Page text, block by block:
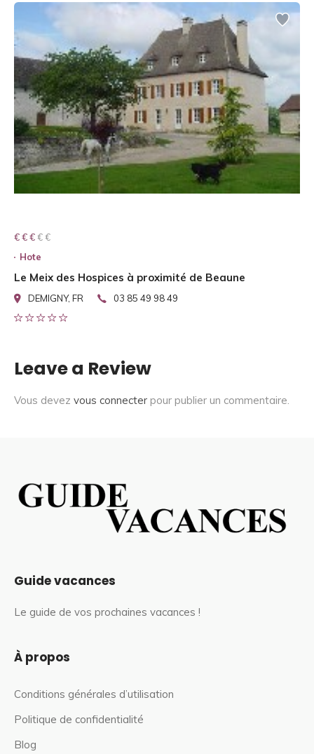
€ € € € €
€ € €
Hote
Le Meix des Hospices à proximité de Beaune
DEMIGNY, FR 03 85 49 98 49
Leave a Review
Vous devez vous connecter pour publier un commentaire.
Guide vacances
Le guide de vos prochaines vacances !
À propos
Conditions générales d’utilisation
Politique de confidentialité
Blog